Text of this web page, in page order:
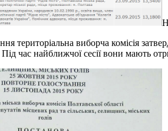
територіальна виборча комісія
Під час найближчої сесії вони мають